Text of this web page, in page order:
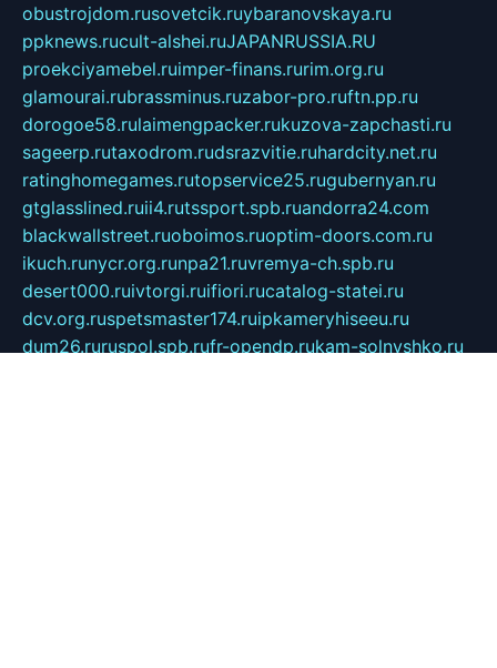
obustrojdom.rusovetcik.ruybaranovskaya.ru
ppknews.rucult-alshei.ruJAPANRUSSIA.RU
proekciyamebel.ruimper-finans.rurim.org.ru
glamourai.rubrassminus.ruzabor-pro.ruftn.pp.ru
dorogoe58.rulaimengpacker.rukuzova-zapchasti.ru
sageerp.rutaxodrom.rudsrazvitie.ruhardcity.net.ru
ratinghomegames.rutopservice25.rugubernyan.ru
gtglasslined.ruii4.rutssport.spb.ruandorra24.com
blackwallstreet.ruoboimos.ruoptim-doors.com.ru
ikuch.runycr.org.runpa21.ruvremya-ch.spb.ru
desert000.ruivtorgi.ruifiori.rucatalog-statei.ru
dcv.org.ruspetsmaster174.ruipkameryhiseeu.ru
dum26.ruruspol.spb.rufr-opendp.rukam-solnyshko.ru